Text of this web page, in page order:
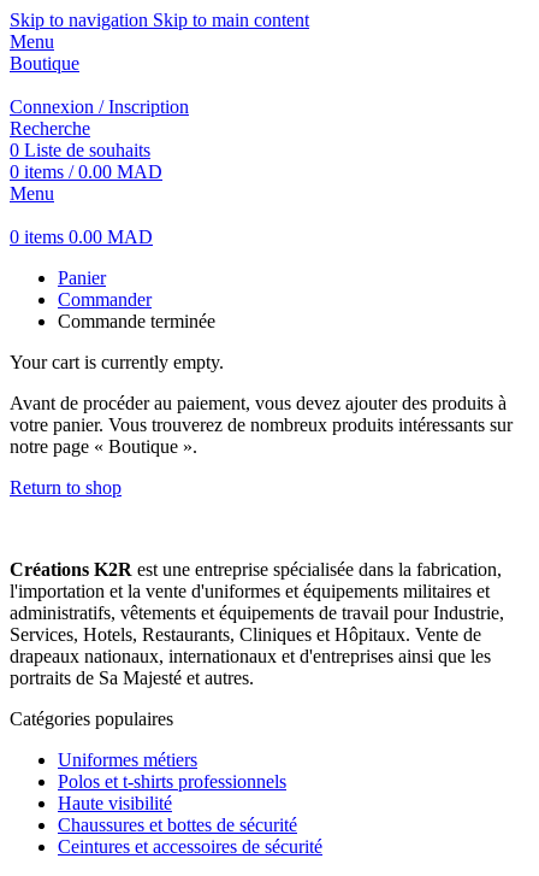
Skip to navigation Skip to main content
Menu
Boutique
Connexion / Inscription
Recherche
0 Liste de souhaits
0 items / 0.00 MAD
Menu
0 items 0.00 MAD
Panier
Commander
Commande terminée
Your cart is currently empty.
Avant de procéder au paiement, vous devez ajouter des produits à
votre panier. Vous trouverez de nombreux produits intéressants sur
notre page « Boutique ».
Return to shop
Créations K2R est une entreprise spécialisée dans la fabrication,
l'importation et la vente d'uniformes et équipements militaires et
administratifs, vêtements et équipements de travail pour Industrie,
Services, Hotels, Restaurants, Cliniques et Hôpitaux. Vente de
drapeaux nationaux, internationaux et d'entreprises ainsi que les
portraits de Sa Majesté et autres.
Catégories populaires
Uniformes métiers
Polos et t-shirts professionnels
Haute visibilité
Chaussures et bottes de sécurité
Ceintures et accessoires de sécurité